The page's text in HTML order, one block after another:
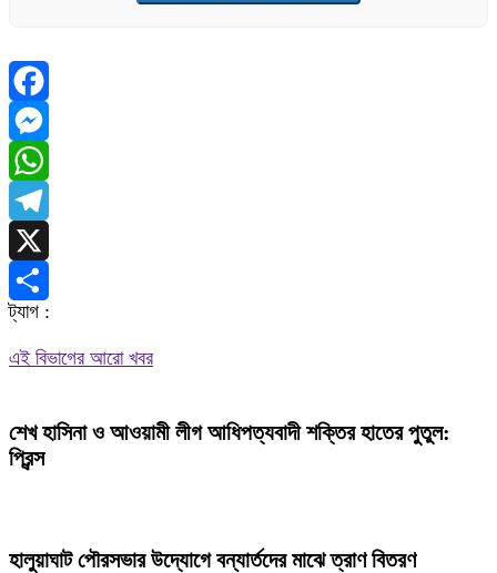
Facebook
Messenger
WhatsApp
Telegram
X
Share
ট্যাগ :
এই বিভাগের আরো খবর
শেখ হাসিনা ও আওয়ামী লীগ আধিপত্যবাদী শক্তির হাতের পুতুল:
প্রিন্স
হালুয়াঘাট পৌরসভার উদ্যোগে বন্যার্তদের মাঝে ত্রাণ বিতরণ